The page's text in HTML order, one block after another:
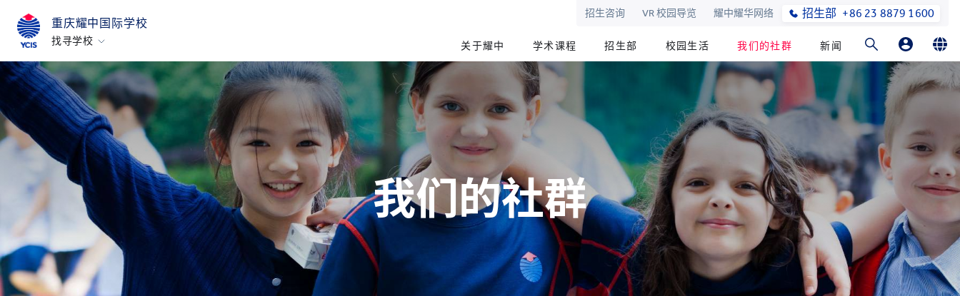
重庆耀中国际学校
找寻学校
香港
美国硅谷
北京
北京亦莊
重庆
青岛
所有耀中耀华学校
招生咨询 VR 校园导览 耀中耀华网络 招生部 +86 23 8879 1600
关于耀中 学术课程 招生部 校园生活 我们的社群 新闻
家长登录
在线订购
English
简体中文
我们的社群